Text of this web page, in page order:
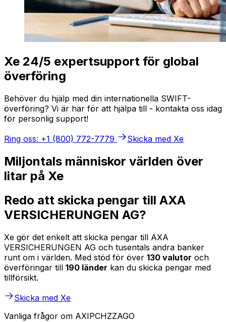
Xe 24/5 expertsupport för global
överföring
Behöver du hjälp med din internationella SWIFT-
överföring? Vi är här för att hjälpa till - kontakta oss idag
för personlig support!
Ring oss: +1 (800) 772-7779
Skicka med Xe
Miljontals människor världen över
litar på Xe
Redo att skicka pengar till AXA
VERSICHERUNGEN AG?
Xe gör det enkelt att skicka pengar till AXA
VERSICHERUNGEN AG och tusentals andra banker
runt om i världen. Med stöd för över 130 valutor och
överföringar till 190 länder kan du skicka pengar med
tillförsikt.
Skicka med Xe
Vanliga frågor om AXIPCHZZAGO